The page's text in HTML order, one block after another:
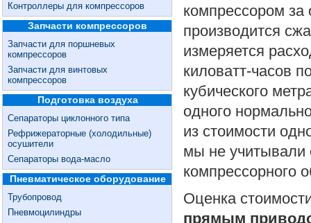
Контроллеры для компрессоров
Запчасти компрессоров
Запчасти для поршневых
компрессоров
Запчасти для винтовых
компрессоров
Подготовка воздуха
Сепараторы циклонного типа
Рефрижераторные (холодильные)
осушители
Сепараторы вода-масло
Пневматическое оборудование
Трубопровод
Пневмоцилиндры
компрессором за
производится
измеряется
киловатт-часов
кубического
одного
из стоимости
мы не учитывали
компрессорного
Оценка
прямым